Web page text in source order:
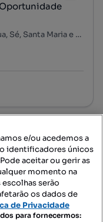
Rua do Amieiro - Bairro da Mãe d'Água, Sé, Santa Maria e Meixedo, Bragança, Bragança
e/ou acedemos a
identificadores únicos
aceitar ou gerir as
momento na
serão
os dados de
de Privacidade
para fornecermos: